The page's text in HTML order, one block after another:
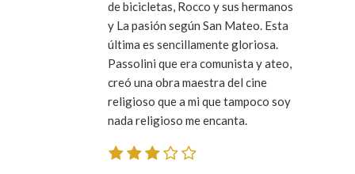
de bicicletas, Rocco y sus hermanos
y La pasión según San Mateo. Esta
última es sencillamente gloriosa.
Passolini que era comunista y ateo,
creó una obra maestra del cine
religioso que a mi que tampoco soy
nada religioso me encanta.